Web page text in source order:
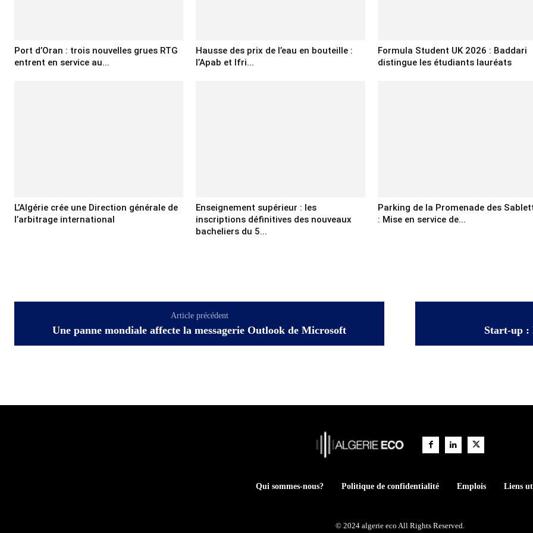
Port d’Oran : trois nouvelles grues RTG
entrent en service au...
Hausse des prix de l’eau en bouteille :
l’Apab et Ifri...
Formula Student UK 2026 : Baddari
distingue les étudiants lauréats
L’Algérie crée une Direction générale de
l’arbitrage international
Enseignement supérieur : les
inscriptions définitives des nouveaux
bacheliers du 5...
Parking de la Promenade des
: Mise en service de...
Article précédent
Une panne mondiale affecte la messagerie Outlook de Microsoft Start-up :
Qui sommes-nous? Politique de confidentialité Emplois Liens
© 2024 algerie eco All Rights Reserved.